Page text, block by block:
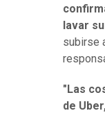
lavar
subirse
"Las
de